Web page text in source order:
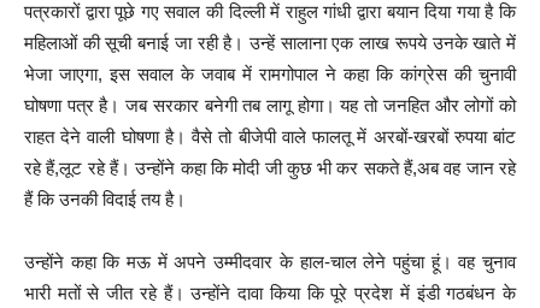
पत्रकारों द्वारा पूछे गए सवाल की दिल्ली में राहुल गांधी द्वारा बयान दिया गया है कि
महिलाओं की सूची बनाई जा रही है। उन्हें सालाना एक लाख रूपये उनके खाते में
भेजा जाएगा, इस सवाल के जवाब में रामगोपाल ने कहा कि कांग्रेस की चुनावी
घोषणा पत्र है। जब सरकार बनेगी तब लागू होगा। यह तो जनहित और लोगों को
राहत देने वाली घोषणा है। वैसे तो बीजेपी वाले फालतू में अरबों-खरबों रुपया बांट
रहे हैं,लूट रहे हैं। उन्होंने कहा कि मोदी जी कुछ भी कर सकते हैं,अब वह जान रहे
हैं कि उनकी विदाई तय है।
उन्होंने कहा कि मऊ में अपने उम्मीदवार के हाल-चाल लेने पहुंचा हूं। वह चुनाव
भारी मतों से जीत रहे हैं। उन्होंने दावा किया कि पूरे प्रदेश में इंडी गठबंधन के